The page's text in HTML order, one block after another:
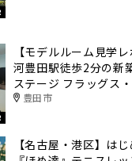
【モデルルーム見学
河豊田駅徒歩2分の新
ステージ フラッグス
豊田市
【名古屋・港区】は